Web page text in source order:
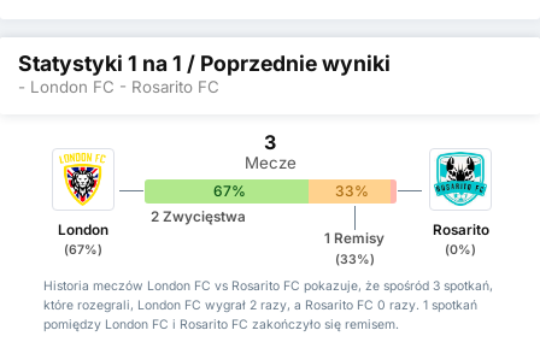
Statystyki 1 na 1 / Poprzednie wyniki
- London FC - Rosarito FC
London
(67%)
3
Mecze
67% 33% 0%
2 Zwycięstwa
1 Remisy
(33%)
Rosarito
(0%)
Historia meczów London FC vs Rosarito FC pokazuje, że spośród 3 spotkań,
które rozegrali, London FC wygrał 2 razy, a Rosarito FC 0 razy. 1 spotkań
pomiędzy London FC i Rosarito FC zakończyło się remisem.